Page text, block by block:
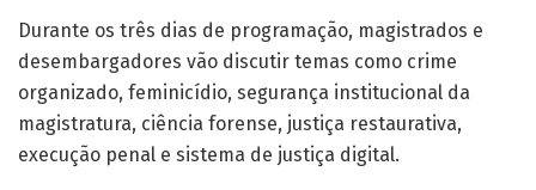
Durante os três dias de programação, magistrados e
desembargadores vão discutir temas como crime
organizado, feminicídio, segurança institucional da
magistratura, ciência forense, justiça restaurativa,
execução penal e sistema de justiça digital.